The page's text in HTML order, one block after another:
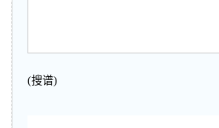
(搜谱)